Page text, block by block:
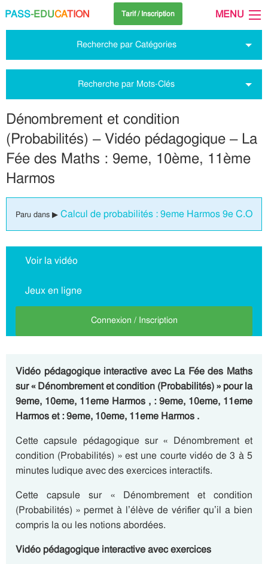
PASS-EDUCATION Tarif / Inscription MENU
Recherche par Catégories
Recherche par Mots-Clés
Dénombrement et condition
(Probabilités) – Vidéo pédagogique – La
Fée des Maths : 9eme, 10ème, 11ème
Harmos
Paru dans ▶ Calcul de probabilités : 9eme Harmos 9e C.O
Voir la vidéo
Jeux en ligne
Connexion / Inscription
Vidéo pédagogique interactive avec La Fée des Maths
sur « Dénombrement et condition (Probabilités) » pour la
9eme, 10eme, 11eme Harmos , : 9eme, 10eme, 11eme
Harmos et : 9eme, 10eme, 11eme Harmos .
Cette capsule pédagogique sur « Dénombrement et
condition (Probabilités) » est une courte vidéo de 3 à 5
minutes ludique avec des exercices interactifs.
Cette capsule sur « Dénombrement et condition
(Probabilités) » permet à l’élève de vérifier qu’il a bien
compris la ou les notions abordées.
Vidéo pédagogique interactive avec exercices